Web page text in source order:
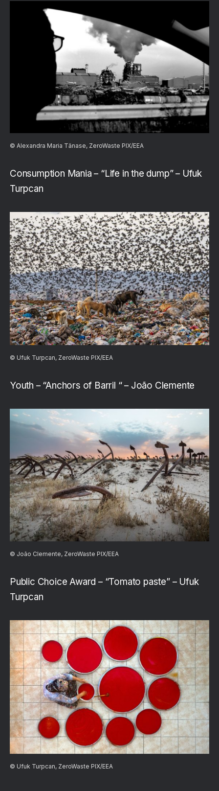
© Alexandra Maria Tănase, ZeroWaste PIX/EEA
Consumption Mania – “Life in the dump” – Ufuk
Turpcan
© Ufuk Turpcan, ZeroWaste PIX/EEA
Youth – “Anchors of Barril “ – João Clemente
© João Clemente, ZeroWaste PIX/EEA
Public Choice Award – “Tomato paste” – Ufuk
Turpcan
© Ufuk Turpcan, ZeroWaste PIX/EEA